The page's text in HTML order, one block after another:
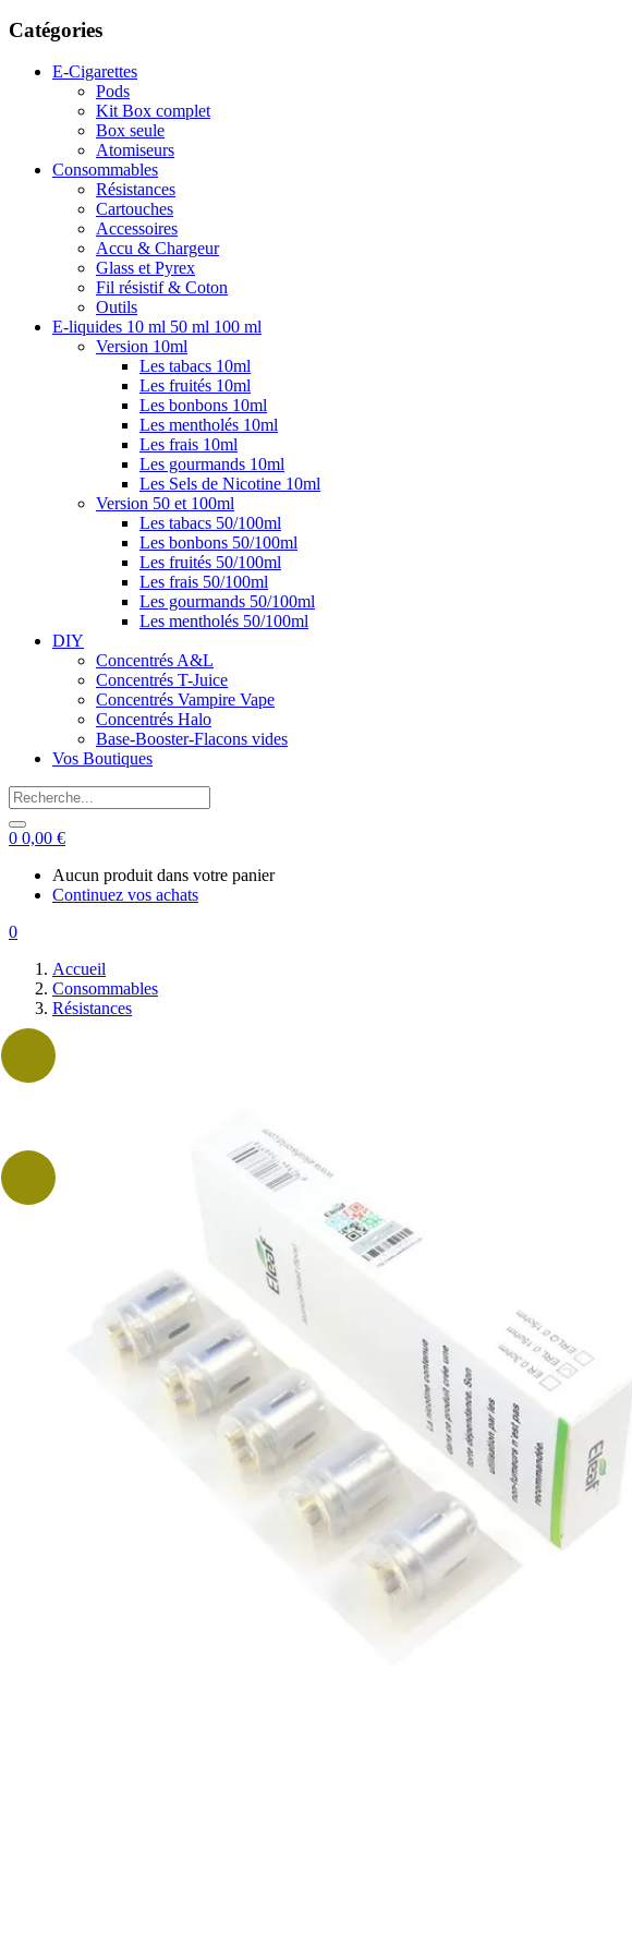
Catégories
E-Cigarettes
Pods
Kit Box complet
Box seule
Atomiseurs
Consommables
Résistances
Cartouches
Accessoires
Accu & Chargeur
Glass et Pyrex
Fil résistif & Coton
Outils
E-liquides 10 ml 50 ml 100 ml
Version 10ml
Les tabacs 10ml
Les fruités 10ml
Les bonbons 10ml
Les mentholés 10ml
Les frais 10ml
Les gourmands 10ml
Les Sels de Nicotine 10ml
Version 50 et 100ml
Les tabacs 50/100ml
Les bonbons 50/100ml
Les fruités 50/100ml
Les frais 50/100ml
Les gourmands 50/100ml
Les mentholés 50/100ml
DIY
Concentrés A&L
Concentrés T-Juice
Concentrés Vampire Vape
Concentrés Halo
Base-Booster-Flacons vides
Vos Boutiques
0 0,00 €
Aucun produit dans votre panier
Continuez vos achats
0
Accueil
Consommables
Résistances